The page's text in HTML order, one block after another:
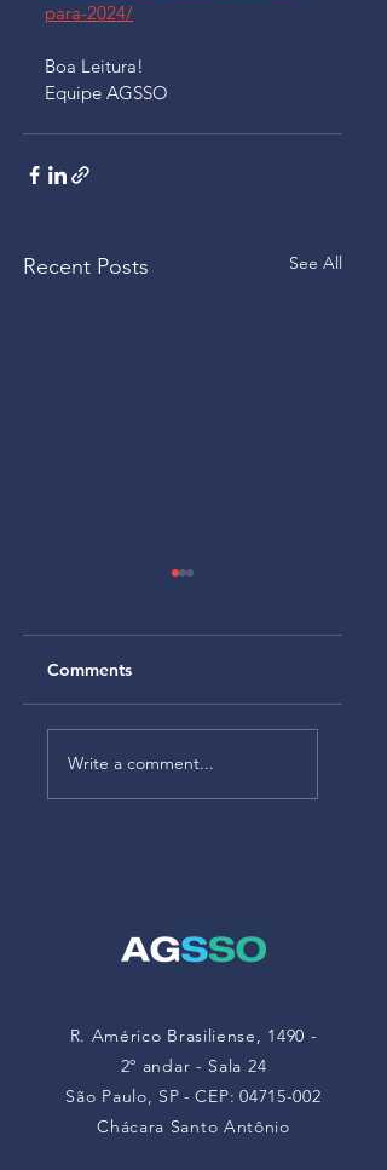
para-2024/
Boa Leitura!
Equipe AGSSO
Recent Posts See All
Alteração no
Anexo V da NR-22
Comments
Write a comment...
R. Américo Brasiliense, 1490 -
2º andar - Sala 24
São Paulo, SP -CEP: 04715-002
Chácara Santo Antônio